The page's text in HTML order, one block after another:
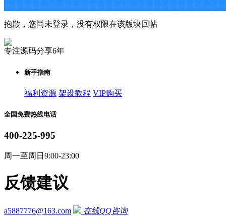
抱歉，您尚未登录，没有权限在该版块回帖
专注源码分享6年
新手指南
福利资源 架设教程 VIP购买
全国免费热线电话
400-225-995
周一至周日9:00-23:00
反馈建议
a5887776@163.com 在线QQ咨询